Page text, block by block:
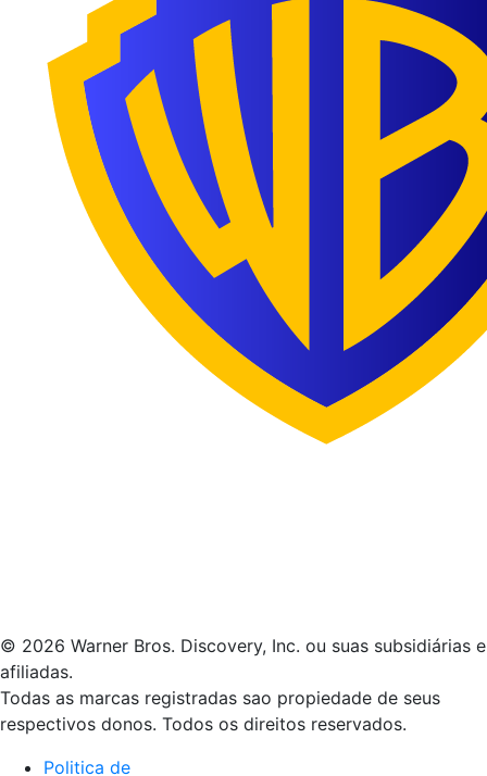
© 2026 Warner Bros. Discovery, Inc. ou suas subsidiárias e
afiliadas.
Todas as marcas registradas sao propiedade de seus
respectivos donos. Todos os direitos reservados.
Politica de